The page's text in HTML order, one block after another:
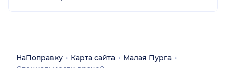
НаПоправку Карта сайта
Малая Пурга